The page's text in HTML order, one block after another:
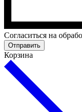
Cогласиться на
Отправить
Корзина